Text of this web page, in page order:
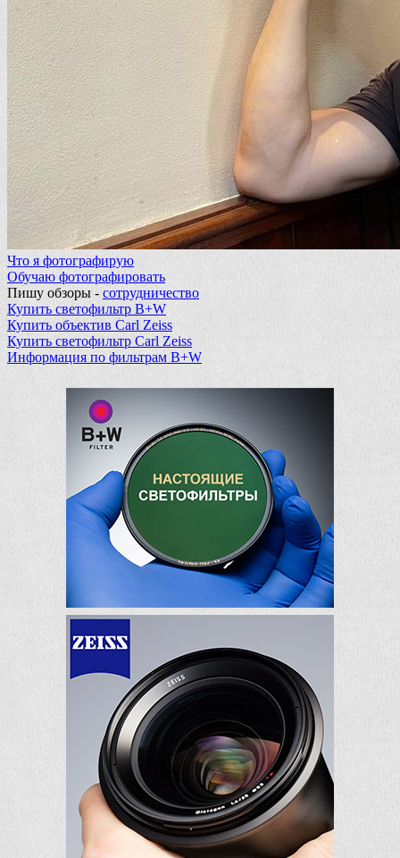
Что я фотографирую
Обучаю фотографировать
Пишу обзоры - сотрудничество
Купить светофильтр B+W
Купить объектив Carl Zeiss
Купить светофильтр Carl Zeiss
Информация по фильтрам B+W